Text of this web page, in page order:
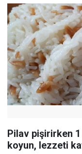
Pilav pişirirken
koyun, lezzeti